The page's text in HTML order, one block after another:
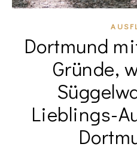
Dortmund
Gründe,
Lieblings-